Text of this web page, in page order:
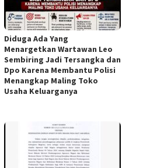
Diduga Ada Yang
Menargetkan Wartawan Leo
Sembiring Jadi Tersangka dan
Dpo Karena Membantu Polisi
Menangkap Maling Toko
Usaha Keluarganya